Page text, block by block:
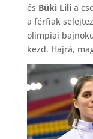
és Büki Lilia
a férfiak
olimpiai
kezd. Hajrá,